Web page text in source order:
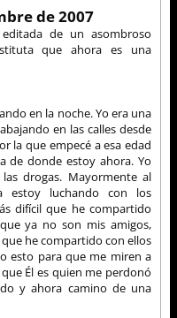
de 2007
de un asombroso
que ahora es una
en la noche. Yo era una
en las calles desde
la que empecé a esa edad
de donde estoy ahora. Yo
drogas. Mayormente al
estoy luchando con los
difícil que he compartido
ya no son mis amigos,
he compartido con ellos
esto para que me miren a
Él es quien me perdonó
y ahora camino de una